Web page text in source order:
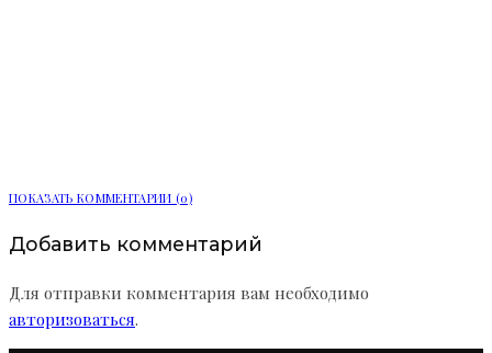
ПОКАЗАТЬ КОММЕНТАРИИ (0)
Добавить комментарий
Для отправки комментария вам необходимо
авторизоваться.